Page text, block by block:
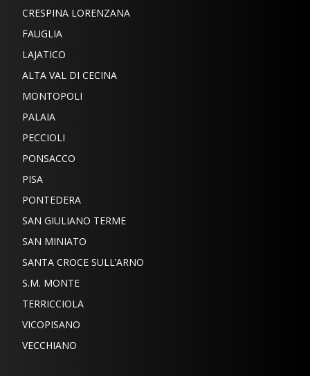
CRESPINA LORENZANA
FAUGLIA
LAJATICO
ALTA VAL DI CECINA
MONTOPOLI
PALAIA
PECCIOLI
PONSACCO
PISA
PONTEDERA
SAN GIULIANO TERME
SAN MINIATO
SANTA CROCE SULL’ARNO
S.M. MONTE
TERRICCIOLA
VICOPISANO
VECCHIANO